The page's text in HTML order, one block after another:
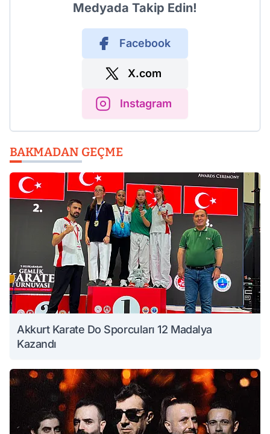
Medyada Takip Edin!
Facebook
X.com
Instagram
BAKMADAN GEÇME
Akkurt Karate Do Sporcuları 12 Madalya
Kazandı